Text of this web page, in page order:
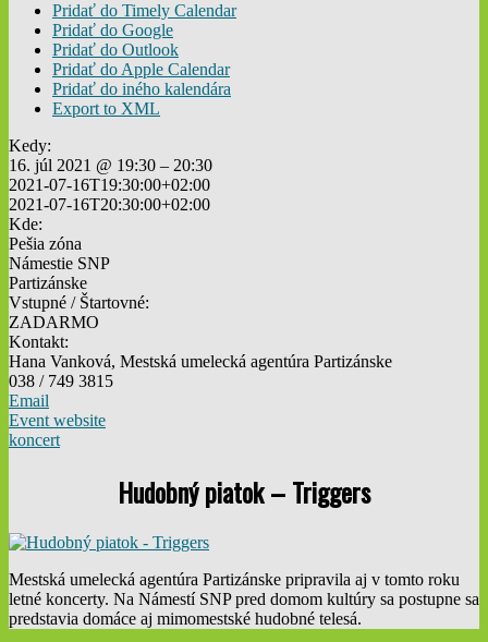
Pridať do Timely Calendar
Pridať do Google
Pridať do Outlook
Pridať do Apple Calendar
Pridať do iného kalendára
Export to XML
Kedy:
16. júl 2021 @ 19:30 – 20:30
2021-07-16T19:30:00+02:00
2021-07-16T20:30:00+02:00
Kde:
Pešia zóna
Námestie SNP
Partizánske
Vstupné / Štartovné:
ZADARMO
Kontakt:
Hana Vanková, Mestská umelecká agentúra Partizánske
038 / 749 3815
Email
Event website
koncert
Hudobný piatok – Triggers
Mestská umelecká agentúra Partizánske pripravila aj v tomto roku
letné koncerty. Na Námestí SNP pred domom kultúry sa postupne sa
predstavia domáce aj mimomestské hudobné telesá.